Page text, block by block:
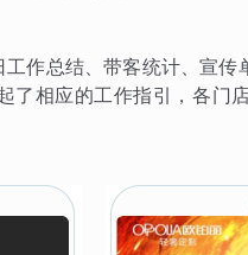
作总结、带客统计、宣
了相应的工作指引，各门